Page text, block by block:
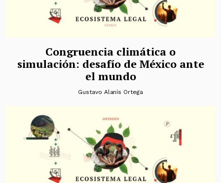
Congruencia climática o
simulación: desafío de México ante
el mundo
Gustavo Alanís Ortega